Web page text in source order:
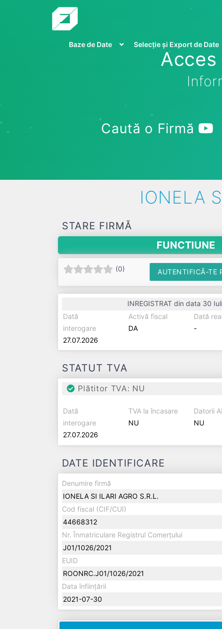
Baze de Date Selecție și Export de Date
Caută o Firmă
IONELA
STARE FIRMĂ
FUNCTIUNE
(0) AUTENTIFICĂ-TE
INREGISTRAT din data 30
Dată
interogare
27.07.2026
Activă fiscal
DA
Dată
-
STATUT TVA
Plătitor TVA: NU
Dată
interogare
27.07.2026
TVA la încasare
NU
Datorii
NU
DATE IDENTIFICARE
Denumire firmă
IONELA SI ILARI AGRO S.R.L.
Cod fiscal (CIF/CUI)
44668312
Nr. Înmatriculare Registrul Comerțului
J01/1026/2021
EUID
ROONRC.J01/1026/2021
Data înființării
2021-07-30